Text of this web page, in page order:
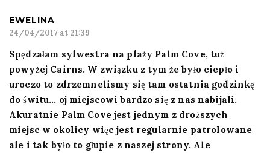
EWELINA
24/04/2017 at 21:39
Spędzałam sylwestra na plaży Palm Cove, tuż
powyżej Cairns. W związku z tym że było ciepło i
uroczo to zdrzemnelismy się tam ostatnia godzinkę
do świtu… oj miejscowi bardzo się z nas nabijali.
Akuratnie Palm Cove jest jednym z droższych
miejsc w okolicy więc jest regularnie patrolowane
ale i tak było to głupie z naszej strony. Ale